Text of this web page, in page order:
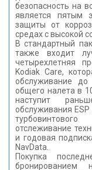
безопасность на
является пятым
защиты от
средах с высокой
В стандартный
также входит
четырехлетняя
Kodiak Care,
обслуживание
общего налета в
наступит
обслуживания
отслеживание
и годовая
NavData.
Покупка